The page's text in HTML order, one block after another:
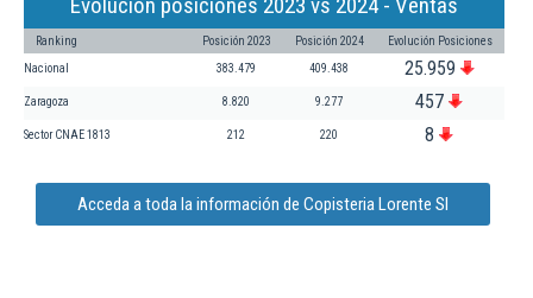
Ranking Posición 2023 Posición 2024 Evolución Posiciones
Nacional 383.479 409.438 25.959
Zaragoza 8.820 9.277 457
Sector CNAE 1813 212 220 8
Acceda a toda la información de Copisteria Lorente Sl